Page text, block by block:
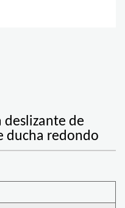
deslizante de
ducha redondo